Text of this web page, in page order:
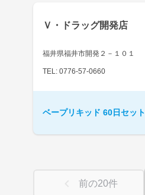
Ｖ・ドラッグ開発店
福井県福井市開発２－１０１
TEL: 0776-57-0660
ベープリキッド 60日セット
前の20件